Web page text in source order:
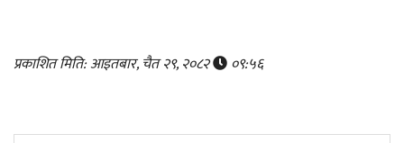
प्रकाशित मिति: आइतबार, चैत २९, २०८२ ०९:५६